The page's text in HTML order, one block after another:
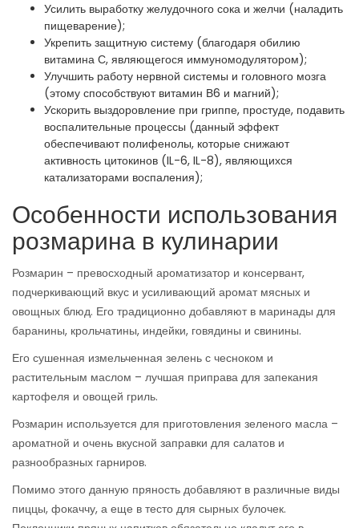
Усилить выработку желудочного сока и желчи (наладить
пищеварение);
Укрепить защитную систему (благодаря обилию
витамина С, являющегося иммуномодулятором);
Улучшить работу нервной системы и головного мозга
(этому способствуют витамин В6 и магний);
Ускорить выздоровление при гриппе, простуде, подавить
воспалительные процессы (данный эффект
обеспечивают полифенолы, которые снижают
активность цитокинов (IL-6, IL-8), являющихся
катализаторами воспаления);
Особенности использования
розмарина в кулинарии
Розмарин – превосходный ароматизатор и консервант,
подчеркивающий вкус и усиливающий аромат мясных и
овощных блюд. Его традиционно добавляют в маринады для
баранины, крольчатины, индейки, говядины и свинины.
Его сушенная измельченная зелень с чесноком и
растительным маслом – лучшая приправа для запекания
картофеля и овощей гриль.
Розмарин используется для приготовления зеленого масла –
ароматной и очень вкусной заправки для салатов и
разнообразных гарниров.
Помимо этого данную пряность добавляют в различные виды
пиццы, фокаччу, а еще в тесто для сырных булочек.